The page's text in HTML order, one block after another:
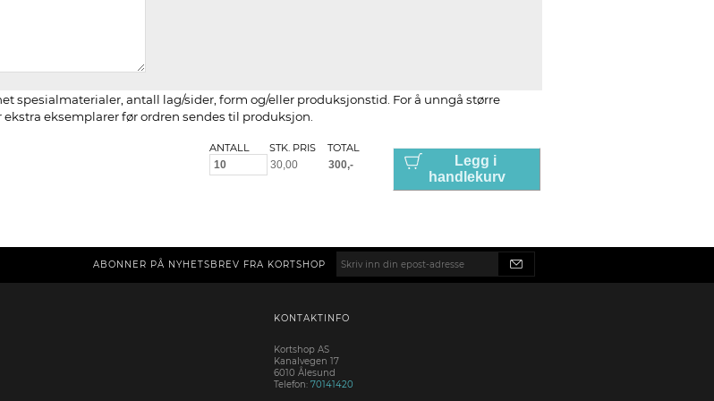
spesialmaterialer, antall lag/sider, form og/eller produksjonstid. For å unngå større
eksemplarer før ordren sendes til produksjon.
ANTALL STK. PRIS TOTAL
Legg i
handlekurv
ABONNER PÅ NYHETSBREV FRA KORTSHOP
KONTAKTINFO
Kortshop AS
Kanalvegen 17
6010 Ålesund
Telefon: 70141420